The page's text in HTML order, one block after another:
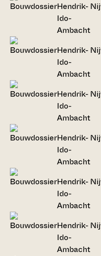
Hendrik-
Ido-
Ambacht
Hendrik-
Ido-
Ambacht
Hendrik-
Ido-
Ambacht
Hendrik-
Ido-
Ambacht
Hendrik-
Ido-
Ambacht
Hendrik-
Ido-
Ambacht